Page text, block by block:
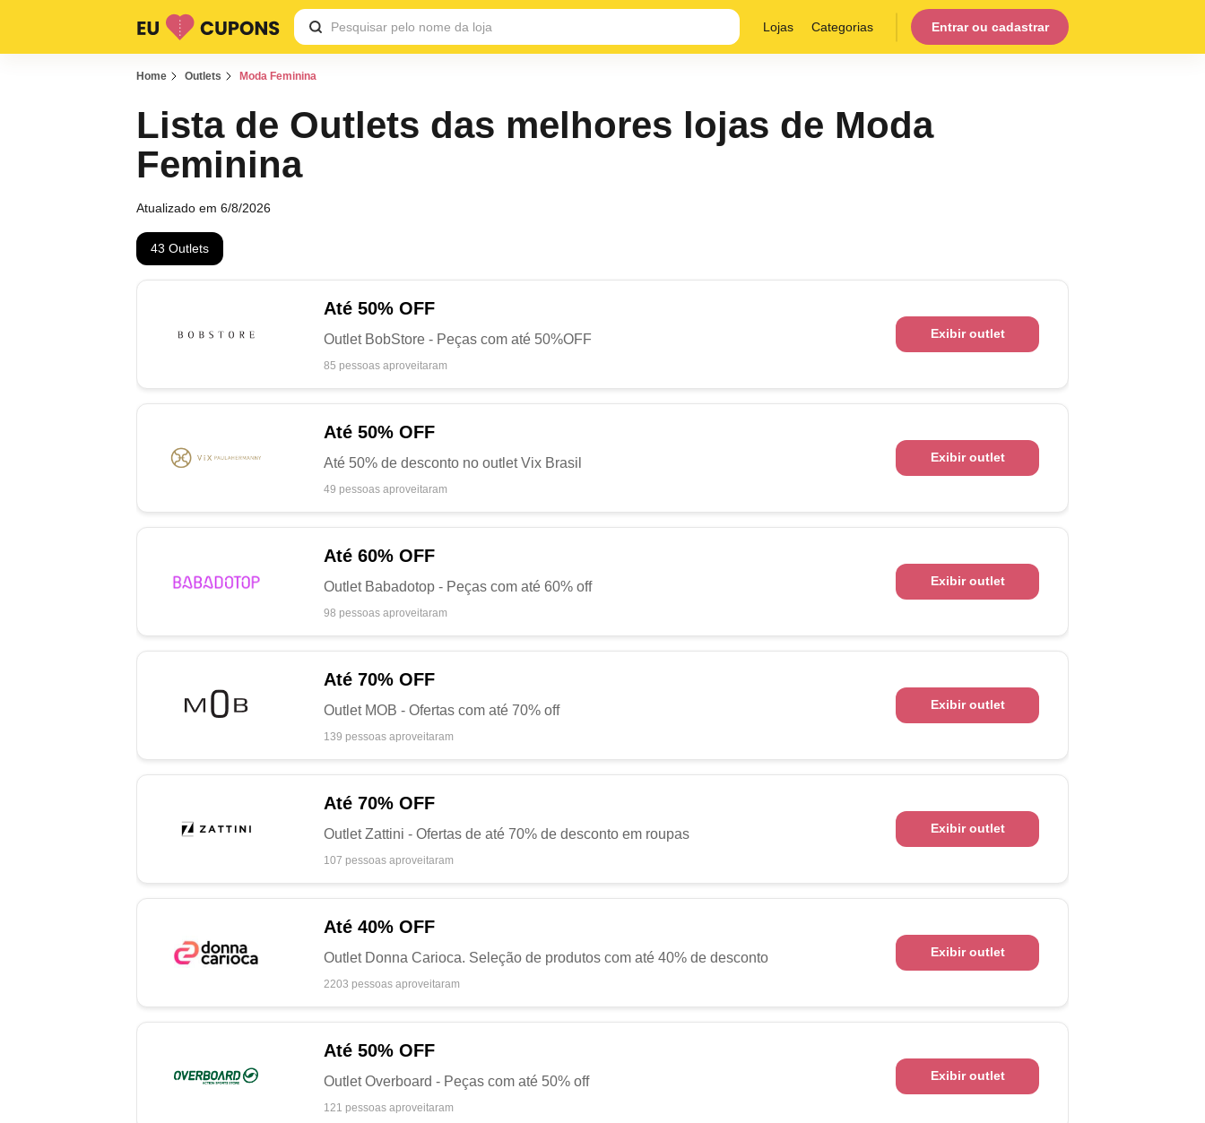
Lojas Categorias Entrar ou cadastrar
Home Outlets Moda Feminina
Lista de Outlets das melhores lojas de Moda
Feminina
Atualizado em 6/8/2026
43 Outlets
Até 50% OFF
Outlet BobStore - Peças com até 50%OFF
85 pessoas aproveitaram
Exibir outlet
Até 50% OFF
Até 50% de desconto no outlet Vix Brasil
49 pessoas aproveitaram
Exibir outlet
Até 60% OFF
Outlet Babadotop - Peças com até 60% off
98 pessoas aproveitaram
Exibir outlet
Até 70% OFF
Outlet MOB - Ofertas com até 70% off
139 pessoas aproveitaram
Exibir outlet
Até 70% OFF
Outlet Zattini - Ofertas de até 70% de desconto em roupas
107 pessoas aproveitaram
Exibir outlet
Até 40% OFF
Outlet Donna Carioca. Seleção de produtos com até 40% de desconto
2203 pessoas aproveitaram
Exibir outlet
Até 50% OFF
Outlet Overboard - Peças com até 50% off
121 pessoas aproveitaram
Exibir outlet